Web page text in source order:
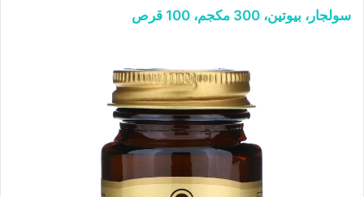
سولجار، بيوتين، 300 مكجم، 100 قرص